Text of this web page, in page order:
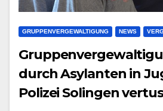
GRUPPENVERGEWALTIGUNG NEWS
durch Asylanten in
Polizei Solingen